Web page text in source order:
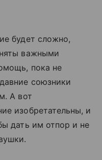
будет сложно,
важными
пока не
союзники
А вот
изобретательны, и
дать им отпор и не